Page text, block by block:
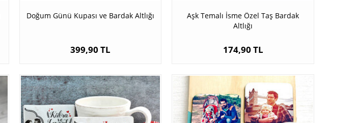
Doğum Günü Kupası ve Bardak Altlığı
399,90 TL
Aşk Temalı İsme Özel Taş Bardak
Altlığı
174,90 TL